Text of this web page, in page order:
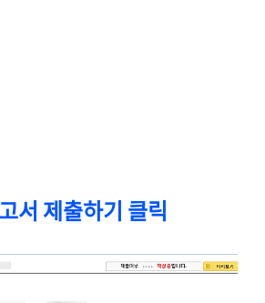
서 제출하기 클릭